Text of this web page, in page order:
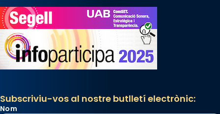
Subscriviu-vos al nostre butlletí electrònic:
Nom